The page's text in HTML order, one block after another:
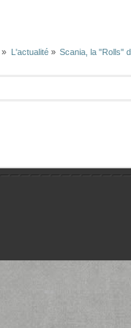
» L'actualité» Scania, la "Rolls"